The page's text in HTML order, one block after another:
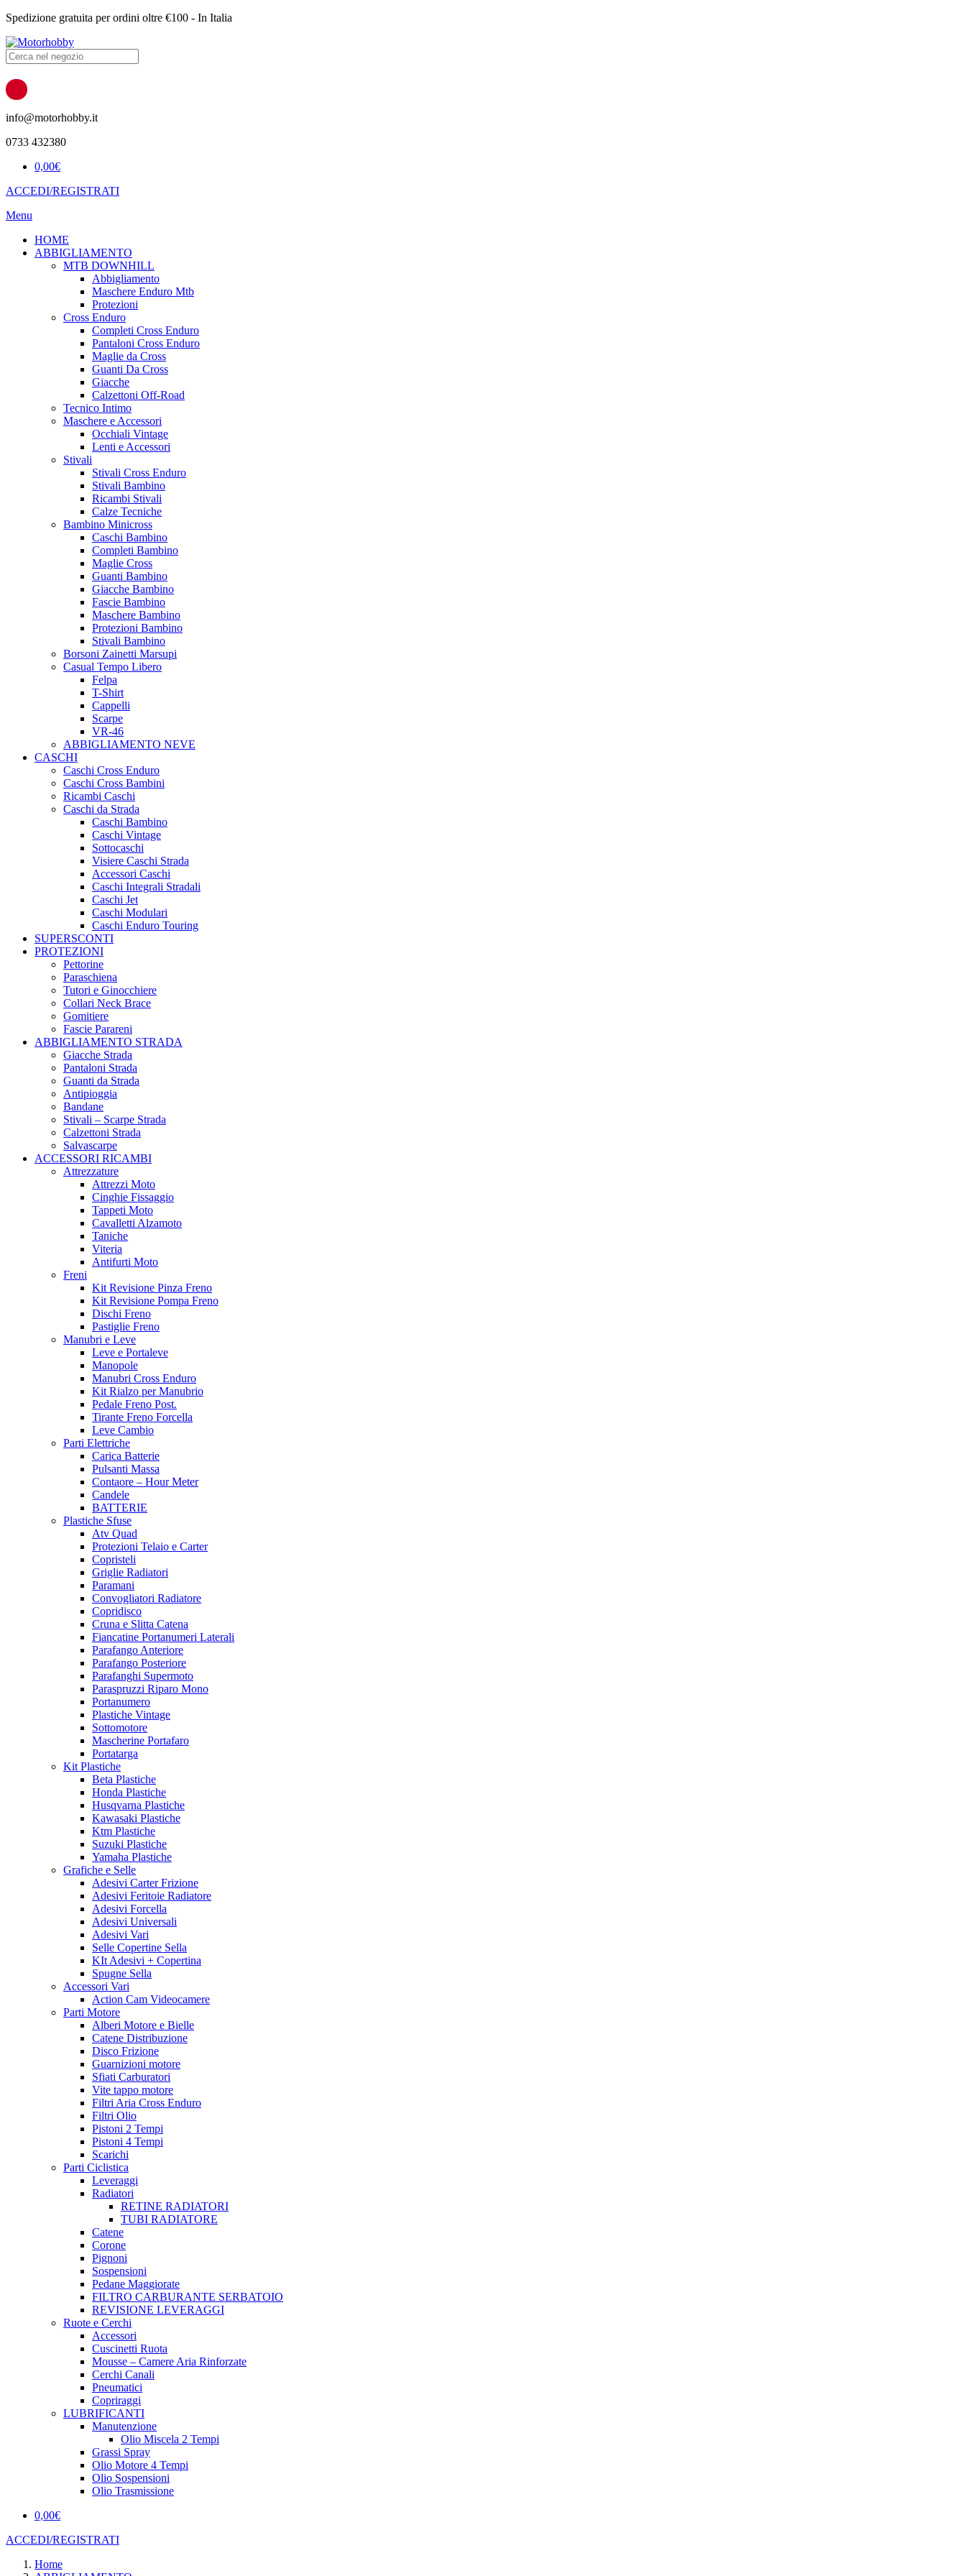
Spedizione gratuita per ordini oltre €100 - In Italia
Products
search
info@motorhobby.it
0733 432380
0,00€
ACCEDI/REGISTRATI
Menu
HOME
ABBIGLIAMENTO
MTB DOWNHILL
Abbigliamento
Maschere Enduro Mtb
Protezioni
Cross Enduro
Completi Cross Enduro
Pantaloni Cross Enduro
Maglie da Cross
Guanti Da Cross
Giacche
Calzettoni Off-Road
Tecnico Intimo
Maschere e Accessori
Occhiali Vintage
Lenti e Accessori
Stivali
Stivali Cross Enduro
Stivali Bambino
Ricambi Stivali
Calze Tecniche
Bambino Minicross
Caschi Bambino
Completi Bambino
Maglie Cross
Guanti Bambino
Giacche Bambino
Fascie Bambino
Maschere Bambino
Protezioni Bambino
Stivali Bambino
Borsoni Zainetti Marsupi
Casual Tempo Libero
Felpa
T-Shirt
Cappelli
Scarpe
VR-46
ABBIGLIAMENTO NEVE
CASCHI
Caschi Cross Enduro
Caschi Cross Bambini
Ricambi Caschi
Caschi da Strada
Caschi Bambino
Caschi Vintage
Sottocaschi
Visiere Caschi Strada
Accessori Caschi
Caschi Integrali Stradali
Caschi Jet
Caschi Modulari
Caschi Enduro Touring
SUPERSCONTI
PROTEZIONI
Pettorine
Paraschiena
Tutori e Ginocchiere
Collari Neck Brace
Gomitiere
Fascie Parareni
ABBIGLIAMENTO STRADA
Giacche Strada
Pantaloni Strada
Guanti da Strada
Antipioggia
Bandane
Stivali – Scarpe Strada
Calzettoni Strada
Salvascarpe
ACCESSORI RICAMBI
Attrezzature
Attrezzi Moto
Cinghie Fissaggio
Tappeti Moto
Cavalletti Alzamoto
Taniche
Viteria
Antifurti Moto
Freni
Kit Revisione Pinza Freno
Kit Revisione Pompa Freno
Dischi Freno
Pastiglie Freno
Manubri e Leve
Leve e Portaleve
Manopole
Manubri Cross Enduro
Kit Rialzo per Manubrio
Pedale Freno Post.
Tirante Freno Forcella
Leve Cambio
Parti Elettriche
Carica Batterie
Pulsanti Massa
Contaore – Hour Meter
Candele
BATTERIE
Plastiche Sfuse
Atv Quad
Protezioni Telaio e Carter
Copristeli
Griglie Radiatori
Paramani
Convogliatori Radiatore
Copridisco
Cruna e Slitta Catena
Fiancatine Portanumeri Laterali
Parafango Anteriore
Parafango Posteriore
Parafanghi Supermoto
Paraspruzzi Riparo Mono
Portanumero
Plastiche Vintage
Sottomotore
Mascherine Portafaro
Portatarga
Kit Plastiche
Beta Plastiche
Honda Plastiche
Husqvarna Plastiche
Kawasaki Plastiche
Ktm Plastiche
Suzuki Plastiche
Yamaha Plastiche
Grafiche e Selle
Adesivi Carter Frizione
Adesivi Feritoie Radiatore
Adesivi Forcella
Adesivi Universali
Adesivi Vari
Selle Copertine Sella
KIt Adesivi + Copertina
Spugne Sella
Accessori Vari
Action Cam Videocamere
Parti Motore
Alberi Motore e Bielle
Catene Distribuzione
Disco Frizione
Guarnizioni motore
Sfiati Carburatori
Vite tappo motore
Filtri Aria Cross Enduro
Filtri Olio
Pistoni 2 Tempi
Pistoni 4 Tempi
Scarichi
Parti Ciclistica
Leveraggi
Radiatori
RETINE RADIATORI
TUBI RADIATORE
Catene
Corone
Pignoni
Sospensioni
Pedane Maggiorate
FILTRO CARBURANTE SERBATOIO
REVISIONE LEVERAGGI
Ruote e Cerchi
Accessori
Cuscinetti Ruota
Mousse – Camere Aria Rinforzate
Cerchi Canali
Pneumatici
Copriraggi
LUBRIFICANTI
Manutenzione
Olio Miscela 2 Tempi
Grassi Spray
Olio Motore 4 Tempi
Olio Sospensioni
Olio Trasmissione
0,00€
ACCEDI/REGISTRATI
Home